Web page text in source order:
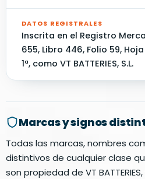
DATOS REGISTRALES
Inscrita en el Registro
655, Libro 446, Folio 59,
1ª, como VT BATTERIES, S.L.
Marcas y signos
Todas las marcas, nombres
distintivos de cualquier clase
son propiedad de VT